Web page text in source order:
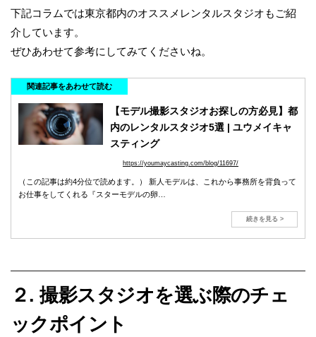
下記コラムでは東京都内のオススメレンタルスタジオもご紹
介しています。
ぜひあわせて参考にしてみてくださいね。
関連記事をあわせて読む
【モデル撮影スタジオお探しの方必見】都
内のレンタルスタジオ5選 | ユウメイキャ
スティング
https://youmaycasting.com/blog/11697/
（この記事は約4分位で読めます。） 新人モデルは、これから事務所を背負って
お仕事をしてくれる『スターモデルの卵…
続きを見る >
２. 撮影スタジオを選ぶ際のチェ
ックポイント